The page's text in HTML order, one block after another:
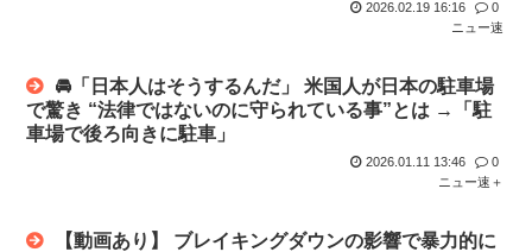
2026.02.19 16:16
0
ニュー速
🚘「日本人はそうするんだ」 米国人が日本の駐車場
で驚き “法律ではないのに守られている事”とは →「駐
車場で後ろ向きに駐車」
2026.01.11 13:46
0
ニュー速＋
【動画あり】 ブレイキングダウンの影響で暴力的に